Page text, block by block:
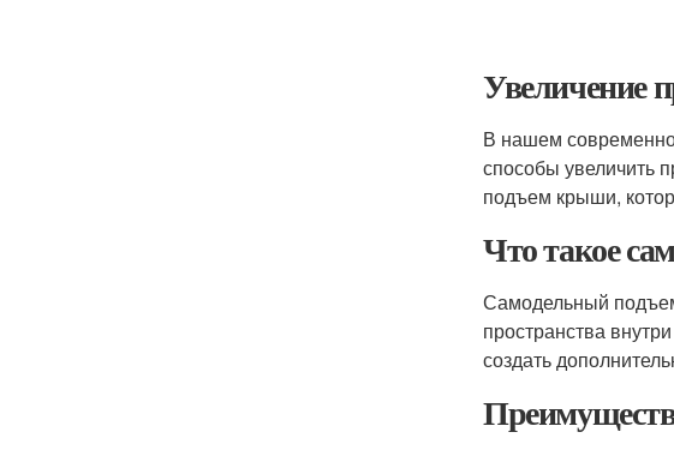
Увеличение
В нашем
способы увеличить
подъем крыши,
Что такое
Самодельный
пространства
создать